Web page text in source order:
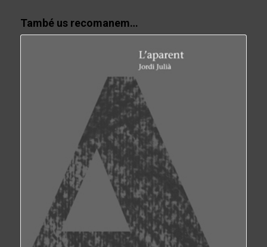
També us recomanem…